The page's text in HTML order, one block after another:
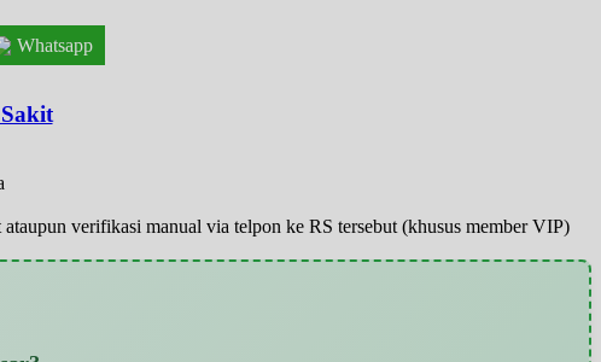
Whatsapp
verifikasi manual via telpon ke RS tersebut (khusus member VIP)